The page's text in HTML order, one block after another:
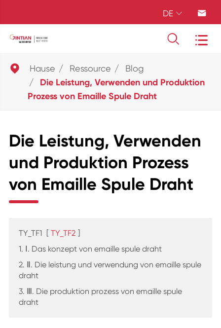
DE  
 
 Hause Ressource Blog
Die Leistung, Verwenden und Produktion
Prozess von Emaille Spule Draht
Die Leistung, Verwenden
und Produktion Prozess
von Emaille Spule Draht
TY_TF1 [ TY_TF2 ]
1. Ⅰ. Das konzept von emaille spule draht
2. Ⅱ. Die leistung und verwendung von emaille spule
draht
3. Ⅲ. Die produktion prozess von emaille spule
draht